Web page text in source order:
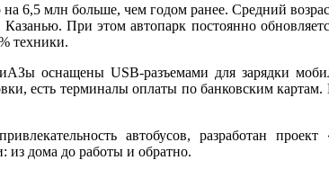
6,5 млн больше, чем годом ранее. Средний
При этом автопарк постоянно
техники.
оснащены USB-разъемами для зарядки
есть терминалы оплаты по банковским
автобусов, разработан
из дома до работы и обратно.